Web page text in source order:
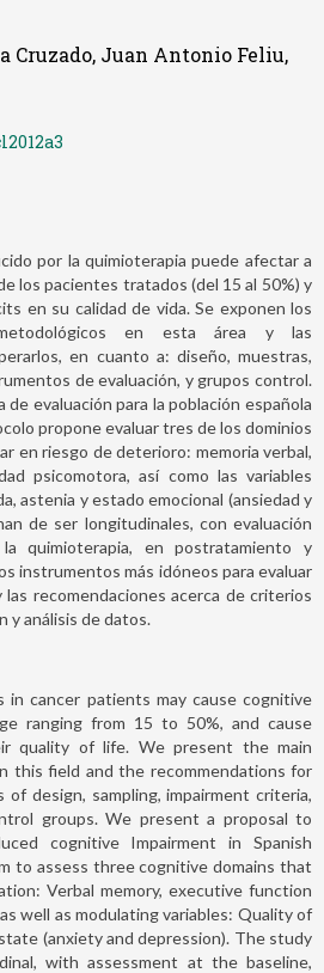
Cruzado, Juan Antonio Feliu,
por la quimioterapia puede afectar a
los pacientes tratados (del 15 al 50%) y
en su calidad de vida. Se exponen los
en esta área y las
en cuanto a: diseño, muestras,
de evaluación, y grupos control.
evaluación para la población española
propone evaluar tres de los dominios
en riesgo de deterioro: memoria verbal,
psicomotora, así como las variables
astenia y estado emocional (ansiedad y
de ser longitudinales, con evaluación
quimioterapia, en postratamiento y
instrumentos más idóneos para evaluar
las recomendaciones acerca de criterios
y análisis de datos.
in cancer patients may cause cognitive
ranging from 15 to 50%, and cause
quality of life. We present the main
this field and the recommendations for
design, sampling, impairment criteria,
groups. We present a proposal to
cognitive Impairment in Spanish
to assess three cognitive domains that
Verbal memory, executive function
well as modulating variables: Quality of
(anxiety and depression). The study
with assessment at the baseline,